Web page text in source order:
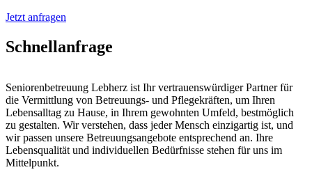
Jetzt anfragen
Schnell­anfrage
Seniorenbetreuung Lebherz ist Ihr vertrauenswürdiger Partner für
die Vermittlung von Betreuungs- und Pflegekräften, um Ihren
Lebensalltag zu Hause, in Ihrem gewohnten Umfeld, bestmöglich
zu gestalten. Wir verstehen, dass jeder Mensch einzigartig ist, und
wir passen unsere Betreuungsangebote entsprechend an. Ihre
Lebensqualität und individuellen Bedürfnisse stehen für uns im
Mittelpunkt.